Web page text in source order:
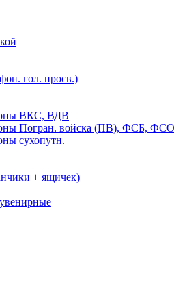
гол. просв.)
ВКС, ВДВ
Погран. войска (ПВ), ФСБ, ФСО
сухопутн.
+ ящичек)